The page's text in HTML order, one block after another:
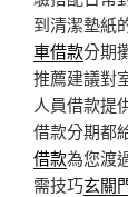
到清潔墊紙
車借款分期
推薦建議對
人員借款提
借款分期都
借款為您渡
需技巧玄關